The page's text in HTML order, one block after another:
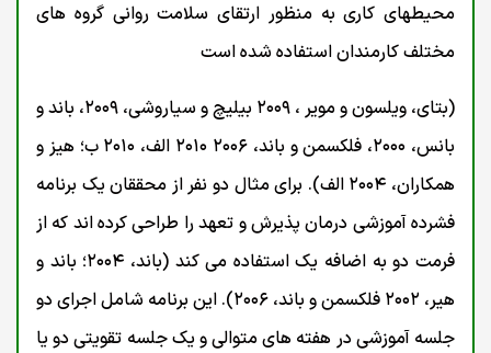
محیطهای کاری به منظور ارتقای سلامت روانی گروه های
مختلف کارمندان استفاده شده است
(بتای، ویلسون و موير ، ۲۰۰۹ بیلیچ و سیاروشی، ۲۰۰۹، باند و
بانس، ۲۰۰۰، فلکسمن و باند، ۲۰۰۶ ۲۰۱۰ الف، ۲۰۱۰ ب؛ هیز و
همکاران، ۲۰۰۴ الف). برای مثال دو نفر از محققان یک برنامه
فشرده آموزشی درمان پذیرش و تعهد را طراحی کرده اند که از
فرمت دو به اضافه یک استفاده می کند (باند، ۲۰۰۴؛ باند و
هیر، ۲۰۰۲ فلکسمن و باند، ۲۰۰۶). این برنامه شامل اجرای دو
جلسه آموزشی در هفته های متوالی و یک جلسه تقویتی دو یا